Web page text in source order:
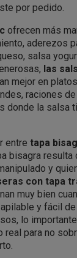
por pedido.
ofrecen más
aderezos
salsa
las
mejor en
raciones
donde la salsa
entre tapa
bisagra resulta
y
con tapa
muy bien
y fácil de
lo
real para no